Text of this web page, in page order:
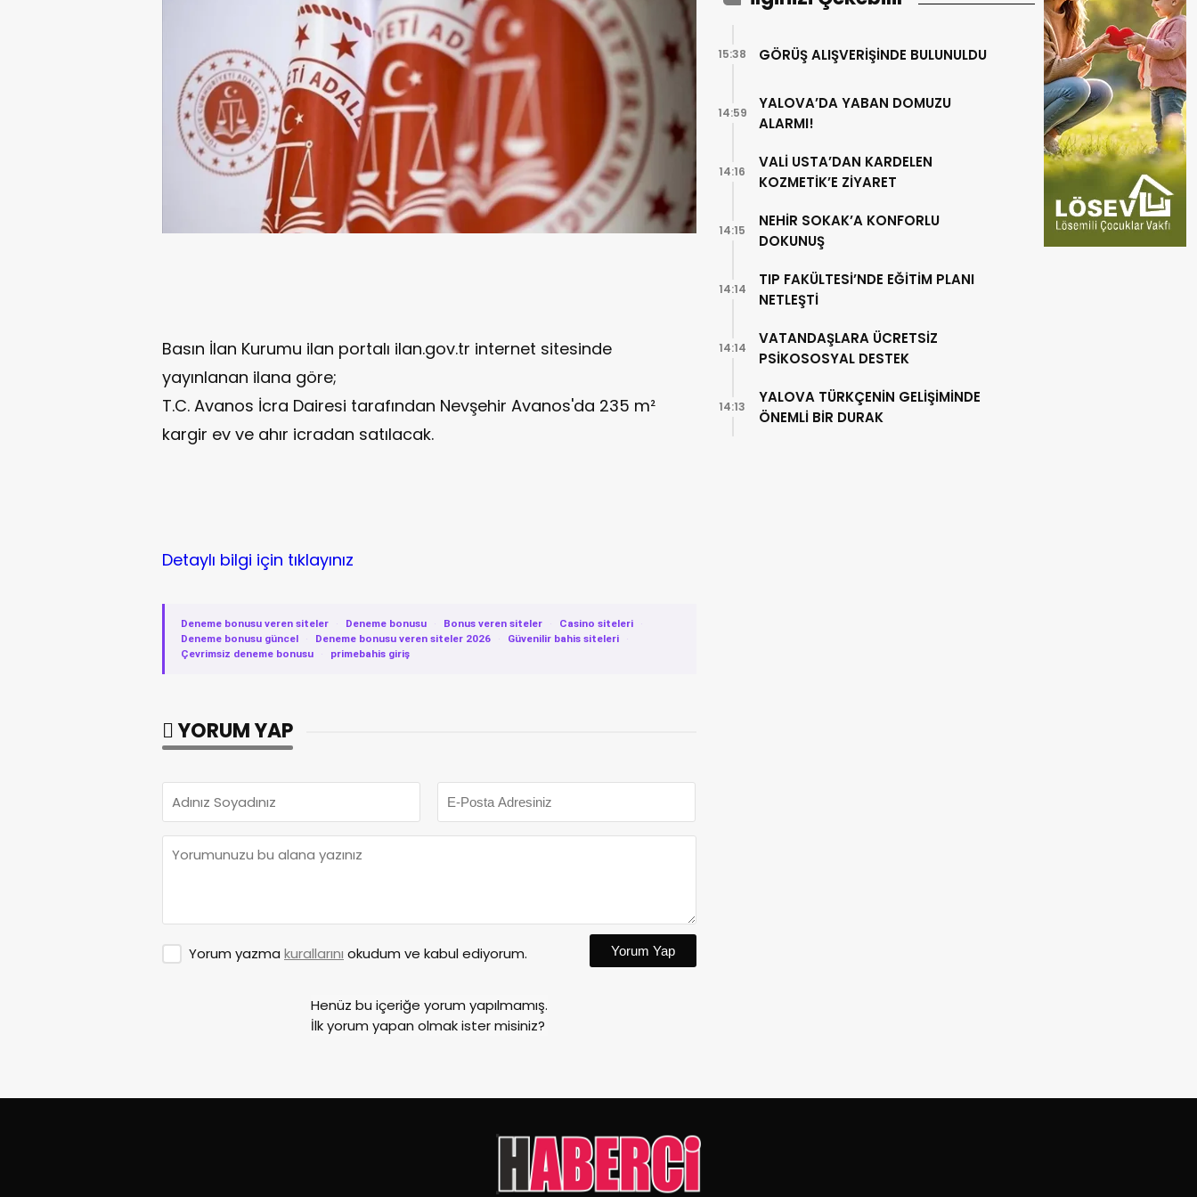
Basın İlan Kurumu ilan portalı ilan.gov.tr internet sitesinde
yayınlanan ilana göre;
T.C. Avanos İcra Dairesi tarafından Nevşehir Avanos'da 235 m²
kargir ev ve ahır icradan satılacak.
Detaylı bilgi için tıklayınız
Deneme bonusu veren siteler · Deneme bonusu · Bonus veren siteler · Casino siteleri
·
Deneme bonusu güncel
· Deneme bonusu veren siteler 2026 · Güvenilir bahis siteleri
·
Çevrimsiz deneme bonusu
· primebahis giriş
YORUM YAP
Yorum yazma kurallarını okudum ve kabul ediyorum. Yorum Yap
Henüz bu içeriğe yorum yapılmamış.
İlk yorum yapan olmak ister misiniz?
GÖRÜŞ ALIŞVERİŞİNDE BULUNULDU
15:38
YALOVA’DA YABAN DOMUZU
ALARMI!
14:59
VALİ USTA’DAN KARDELEN
KOZMETİK’E ZİYARET
14:16
NEHİR SOKAK’A KONFORLU
DOKUNUŞ
14:15
TIP FAKÜLTESİ’NDE EĞİTİM PLANI
NETLEŞTİ
14:14
VATANDAŞLARA ÜCRETSİZ
PSİKOSOSYAL DESTEK
14:14
YALOVA TÜRKÇENİN GELİŞİMİNDE
ÖNEMLİ BİR DURAK
14:13